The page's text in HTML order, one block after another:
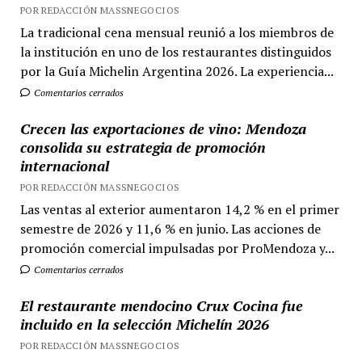
POR REDACCIÓN MASSNEGOCIOS
La tradicional cena mensual reunió a los miembros de
la institución en uno de los restaurantes distinguidos
por la Guía Michelin Argentina 2026. La experiencia...
Comentarios cerrados
Crecen las exportaciones de vino: Mendoza
consolida su estrategia de promoción
internacional
POR REDACCIÓN MASSNEGOCIOS
Las ventas al exterior aumentaron 14,2 % en el primer
semestre de 2026 y 11,6 % en junio. Las acciones de
promoción comercial impulsadas por ProMendoza y...
Comentarios cerrados
El restaurante mendocino Crux Cocina fue
incluido en la selección Michelín 2026
POR REDACCIÓN MASSNEGOCIOS